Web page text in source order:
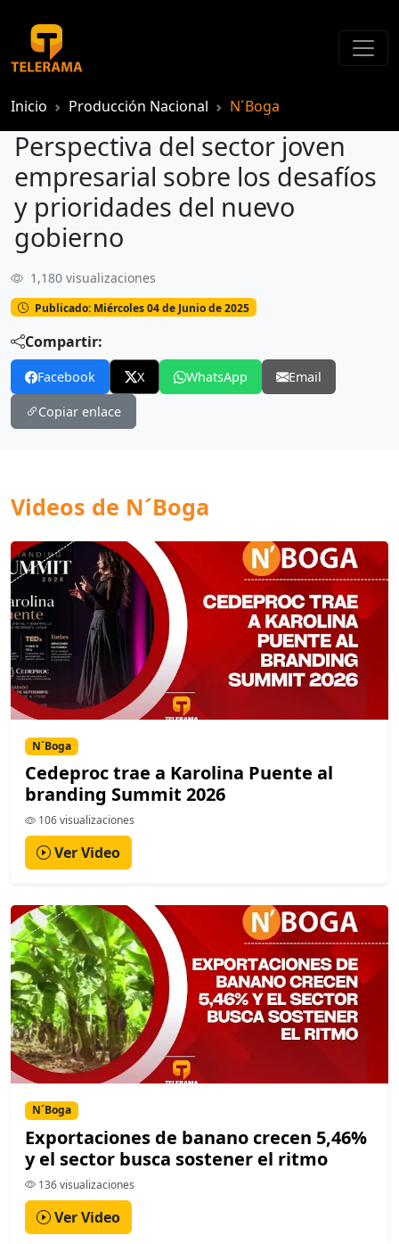
Inicio Producción Nacional N´Boga
Perspectiva del sector joven
empresarial sobre los desafíos
y prioridades del nuevo
gobierno
1,180 visualizaciones
Publicado: Miércoles 04 de Junio de 2025
Compartir:
Facebook X WhatsApp Email
Copiar enlace
Videos de N´Boga
N´Boga
Cedeproc trae a Karolina Puente al
branding Summit 2026
106 visualizaciones
Ver Video
N´Boga
Exportaciones de banano crecen 5,46%
y el sector busca sostener el ritmo
136 visualizaciones
Ver Video